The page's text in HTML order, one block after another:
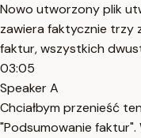
Nowo utworzony plik
zawiera faktycznie trzy
faktur, wszystkich
03:05
Speaker A
Chciałbym przenieść
"Podsumowanie